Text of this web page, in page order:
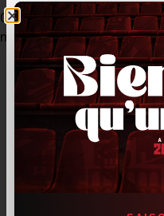
C’était également
macarons.